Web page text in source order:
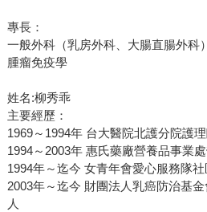
專長：
一般外科（乳房外科、大腸直腸外科）
腫瘤免疫學
姓名:柳秀乖
主要經歷：
1969～1994年 台大醫院北護分院護
1994～2003年 惠氏藥廠營養品事業
1994年～迄今 女青年會愛心服務隊
2003年～迄今 財團法人乳癌防治基
人